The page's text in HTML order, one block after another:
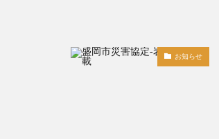
お知らせ